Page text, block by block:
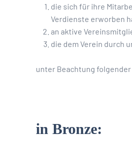
die sich für ihre
Verdienste erworben
an aktive
die dem Verein durch
unter Beachtung
in Bronze: